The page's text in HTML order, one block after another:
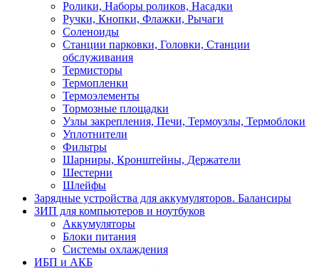
Ролики, Наборы роликов, Насадки
Ручки, Кнопки, Флажки, Рычаги
Соленоиды
Станции парковки, Головки, Станции
обслуживания
Термисторы
Термопленки
Термоэлементы
Тормозные площадки
Узлы закрепления, Печи, Термоузлы, Термоблоки
Уплотнители
Фильтры
Шарниры, Кронштейны, Держатели
Шестерни
Шлейфы
Зарядные устройства для аккумуляторов. Балансиры
ЗИП для компьютеров и ноутбуков
Аккумуляторы
Блоки питания
Системы охлаждения
ИБП и АКБ